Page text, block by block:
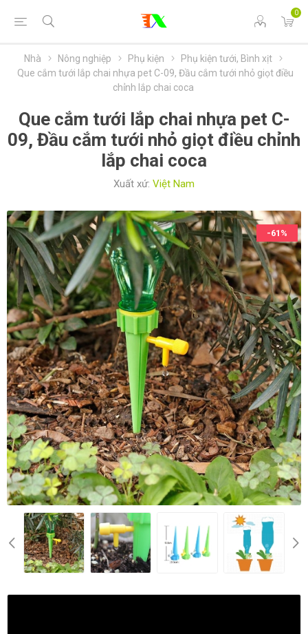
0
Nhà Nông nghiệp Phụ kiện
Phụ kiện tưới, Bình xịt
Que cắm tưới lắp chai nhựa pet C-09, Đầu cắm tưới nhỏ giọt điều
chỉnh lắp chai coca
Que cắm tưới lắp chai nhựa pet C-
09, Đầu cắm tưới nhỏ giọt điều chỉnh
lắp chai coca
Xuất xứ: Việt Nam
-61%